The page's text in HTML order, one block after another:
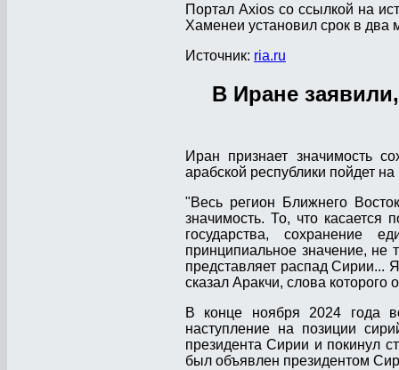
Портал Axios со ссылкой на
Хаменеи установил срок в два
Источник: ria.ru
В Иране
Иран признает значимость
арабской республики пойдет
"Весь регион Ближнего
значимость. То, что касается
государства, сохранение
принципиальное значение, не
представляет распад Сирии...
сказал Аракчи, слова
В конце ноября 2024 года
наступление на позиции
президента Сирии и покинул
был объявлен президентом